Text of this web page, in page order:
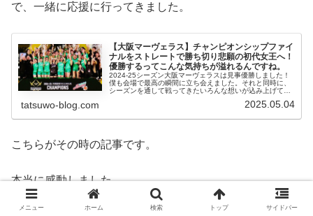
で、一緒に応援に行ってきました。
【大阪マーヴェラス】チャンピオンシップファイ
ナルをストレートで勝ち切り悲願の初代女王へ！
優勝するってこんな気持ちが溢れるんですね。
2024-25シーズン大阪マーヴェラスは見事優勝しました！
僕も会場で最高の瞬間に立ち会えました。それと同時に、
シーズンを通して戦ってきたいろんな想いが込み上げてき
tatsuwo-blog.com 2025.05.04
こちらがその時の記事です。
本当に感動しました。
メニュー ホーム 検索 トップ サイドバー